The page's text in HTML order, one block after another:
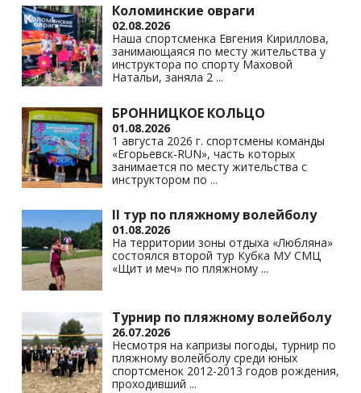
Коломинские овраги
02.08.2026
Наша спортсменка Евгения Кириллова,
занимающаяся по месту жительства у
инструктора по спорту Маховой
Натальи, заняла 2 ...
БРОННИЦКОЕ КОЛЬЦО
01.08.2026
1 августа 2026 г. спортсмены команды
«Егорьевск-RUN», часть которых
занимается по месту жительства с
инструктором по ...
II тур по пляжному волейболу
01.08.2026
На территории зоны отдыха «Любляна»
состоялся второй тур Кубка МУ СМЦ
«Щит и меч» по пляжному ...
Турнир по пляжному волейболу
26.07.2026
Несмотря на капризы погоды, турнир по
пляжному волейболу среди юных
спортсменок 2012-2013 годов рождения,
проходивший ...